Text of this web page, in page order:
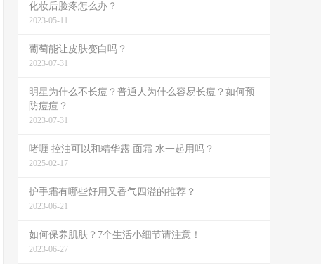
化妆后脸疼怎么办？
2023-05-11
葡萄能让皮肤变白吗？
2023-07-31
明星为什么不长痘？普通人为什么容易长痘？如何预
防痘痘？
2023-07-31
啫喱 控油可以和精华露 面霜 水一起用吗？
2025-02-17
护手霜有哪些好用又香气四溢的推荐？
2023-06-21
如何保养肌肤？7个生活小细节请注意！
2023-06-27